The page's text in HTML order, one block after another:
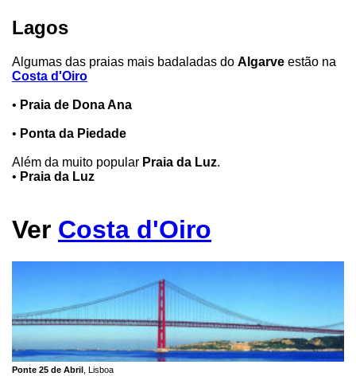
Lagos
Algumas das praias mais badaladas do Algarve estão na
Costa d'Oiro
• Praia de Dona Ana
• Ponta da Piedade
Além da muito popular Praia da Luz.
• Praia da Luz
Ver Costa d'Oiro
Ponte 25 de Abril , Lisboa